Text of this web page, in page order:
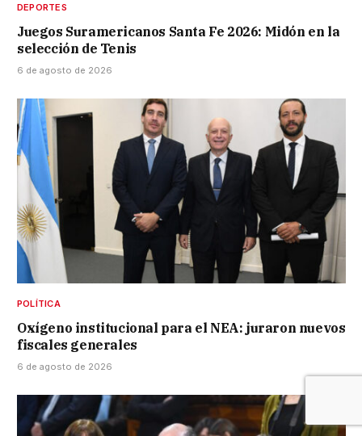
DEPORTES
Juegos Suramericanos Santa Fe 2026: Midón en la
selección de Tenis
6 de agosto de 2026
POLÍTICA
Oxígeno institucional para el NEA: juraron nuevos
fiscales generales
6 de agosto de 2026